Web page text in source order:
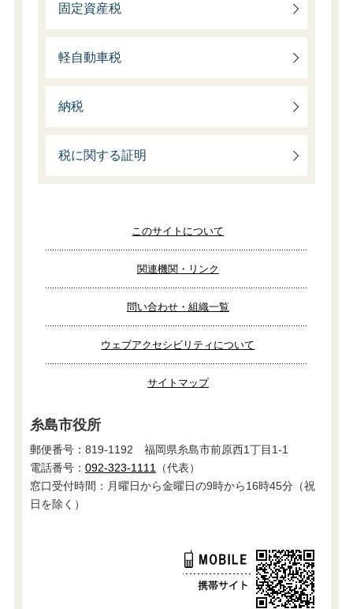
固定資産税
軽自動車税
納税
税に関する証明
このサイトについて
関連機関・リンク
問い合わせ・組織一覧
ウェブアクセシビリティについて
サイトマップ
糸島市役所
郵便番号：819-1192 福岡県糸島市前原西1丁目1-1
電話番号： 092-323-1111
（代表）
窓口受付時間：月曜日から金曜日の9時から16時45分（祝
日を除く）